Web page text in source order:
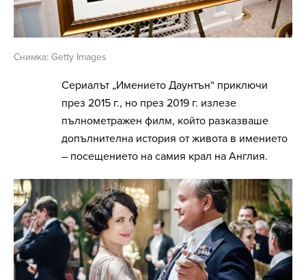
Снимка: Getty Images
Сериалът „Имението Даунтън“ приключи
през 2015 г., но през 2019 г. излезе
пълнометражен филм, който разказваше
допълнителна история от живота в имението
– посещението на самия крал на Англия.